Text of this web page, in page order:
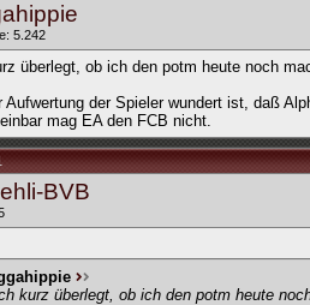
5.242
überlegt, ob ich den potm heute noch
Aufwertung der Spieler wundert ist, daß
mag EA den FCB nicht.
BVB
kurz überlegt, ob ich den potm heute